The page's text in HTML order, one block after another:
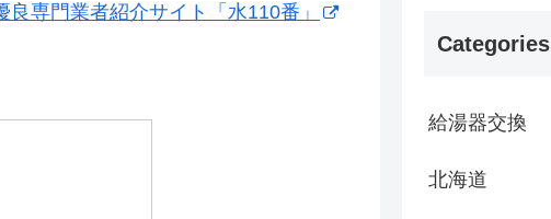
良専門業者紹介サイト「水110番」
Categories
給湯器交換
北海道